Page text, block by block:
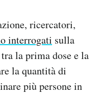
ricercatori,
interrogati sulla
la prima dose e la
la quantità di
più persone in